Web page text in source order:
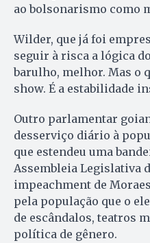
ao bolsonarismo como
Wilder, que já foi
seguir à risca a lógica
barulho, melhor. Mas o
show. É a estabilidade
Outro parlamentar
desserviço diário à
que estendeu uma
Assembleia Legislativa
impeachment de
pela população que o
de escândalos, teatros
política de gênero.